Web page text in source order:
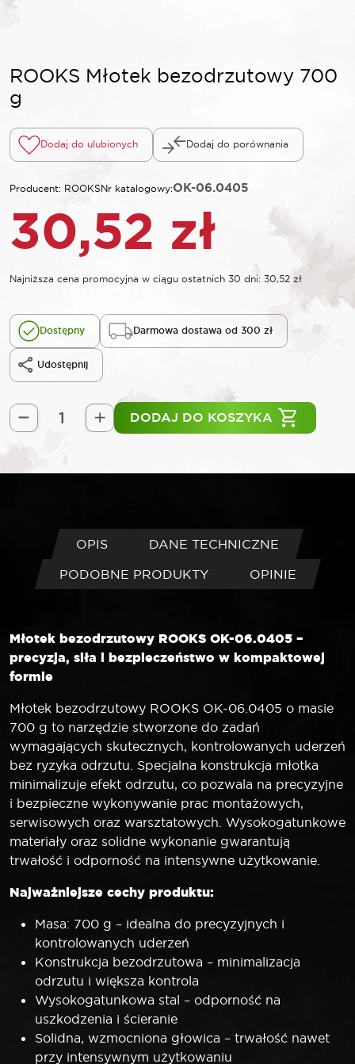
ROOKS Młotek bezodrzutowy 700
g
Dodaj do ulubionych Dodaj do porównania
Producent: ROOKSNr katalogowy:OK-06.0405
30,52 zł
Najniższa cena promocyjna w ciągu ostatnich 30 dni: 30,52 zł
Dostępny Darmowa dostawa od 300 zł
Udostępnij
ilość
DODAJ DO KOSZYKA
OPIS
DANE TECHNICZNE
PODOBNE PRODUKTY
OPINIE
Młotek bezodrzutowy ROOKS OK-06.0405 –
precyzja, siła i bezpieczeństwo w kompaktowej
formie
Młotek bezodrzutowy ROOKS OK-06.0405 o masie
700 g to narzędzie stworzone do zadań
wymagających skutecznych, kontrolowanych uderzeń
bez ryzyka odrzutu. Specjalna konstrukcja młotka
minimalizuje efekt odrzutu, co pozwala na precyzyjne
i bezpieczne wykonywanie prac montażowych,
serwisowych oraz warsztatowych. Wysokogatunkowe
materiały oraz solidne wykonanie gwarantują
trwałość i odporność na intensywne użytkowanie.
Najważniejsze cechy produktu:
Masa: 700 g – idealna do precyzyjnych i
kontrolowanych uderzeń
Konstrukcja bezodrzutowa – minimalizacja
odrzutu i większa kontrola
Wysokogatunkowa stal – odporność na
uszkodzenia i ścieranie
Solidna, wzmocniona głowica – trwałość nawet
przy intensywnym użytkowaniu